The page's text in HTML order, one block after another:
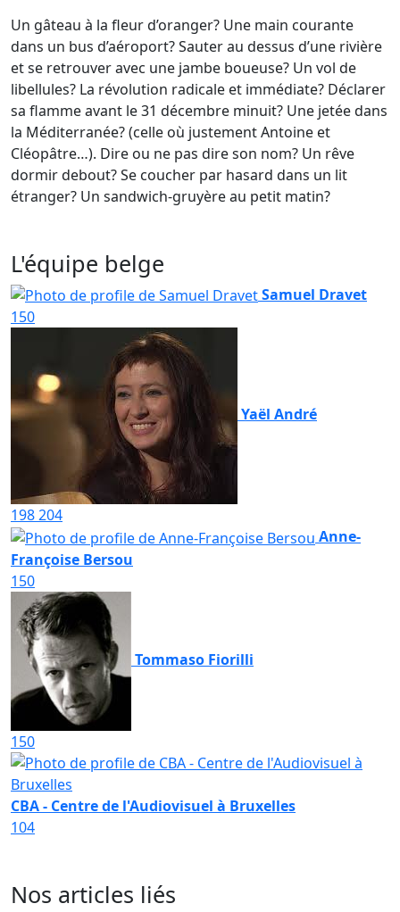
Un gâteau à la fleur d’oranger? Une main courante
dans un bus d’aéroport? Sauter au dessus d’une rivière
et se retrouver avec une jambe boueuse? Un vol de
libellules? La révolution radicale et immédiate? Déclarer
sa flamme avant le 31 décembre minuit? Une jetée dans
la Méditerranée? (celle où justement Antoine et
Cléopâtre…). Dire ou ne pas dire son nom? Un rêve
dormir debout? Se coucher par hasard dans un lit
étranger? Un sandwich-gruyère au petit matin?
L'équipe belge
Samuel Dravet
150
Yaël André
198204
Anne-
Françoise Bersou
150
Tommaso Fiorilli
150
CBA - Centre de l'Audiovisuel à Bruxelles
104
Nos articles liés